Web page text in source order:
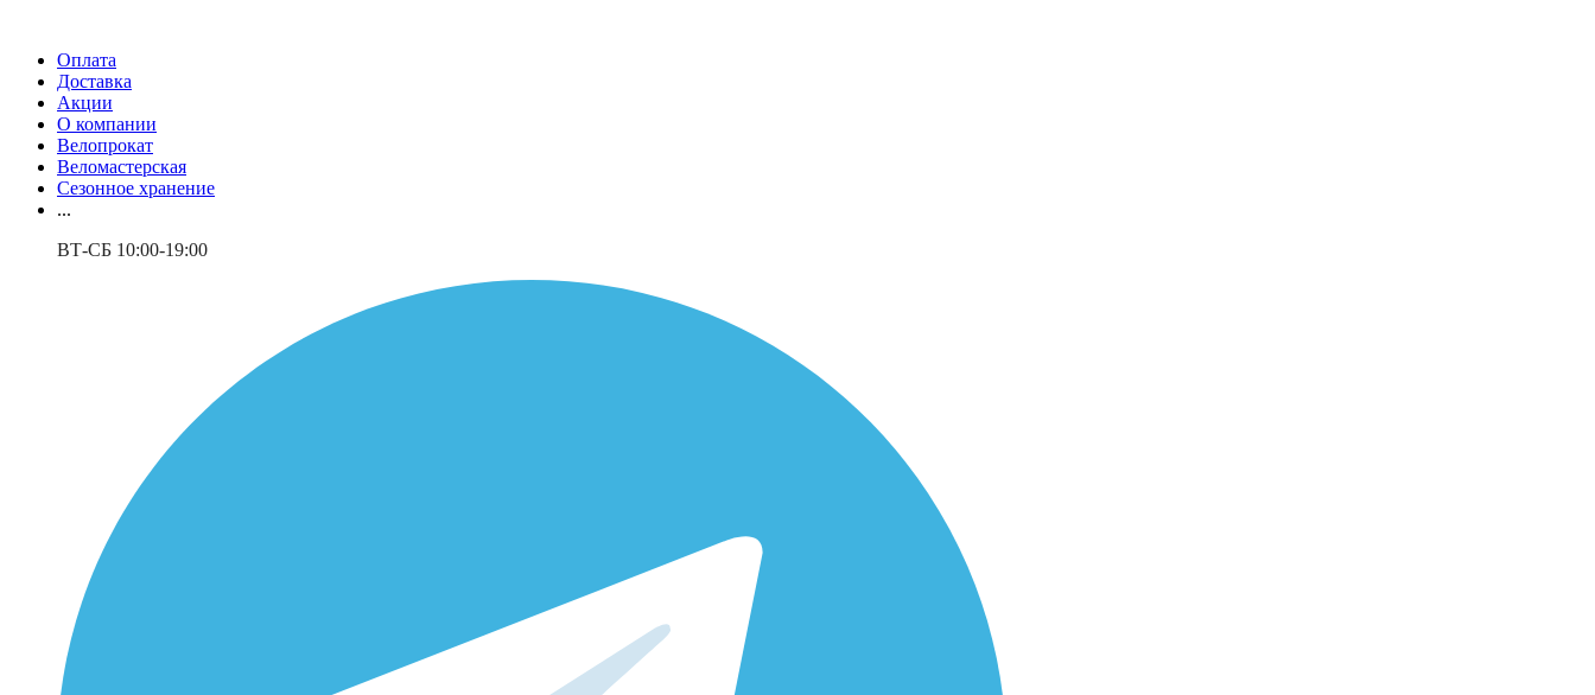
Оплата
Доставка
Акции
О компании
Велопрокат
Веломастерская
Сезонное хранение
...
ВТ-СБ 10:00-19:00